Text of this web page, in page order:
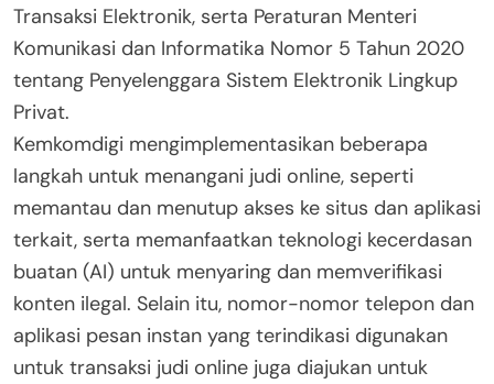
Transaksi Elektronik, serta Peraturan Menteri
Komunikasi dan Informatika Nomor 5 Tahun 2020
tentang Penyelenggara Sistem Elektronik Lingkup
Privat.
Kemkomdigi mengimplementasikan beberapa
langkah untuk menangani judi online, seperti
memantau dan menutup akses ke situs dan aplikasi
terkait, serta memanfaatkan teknologi kecerdasan
buatan (AI) untuk menyaring dan memverifikasi
konten ilegal. Selain itu, nomor-nomor telepon dan
aplikasi pesan instan yang terindikasi digunakan
untuk transaksi judi online juga diajukan untuk